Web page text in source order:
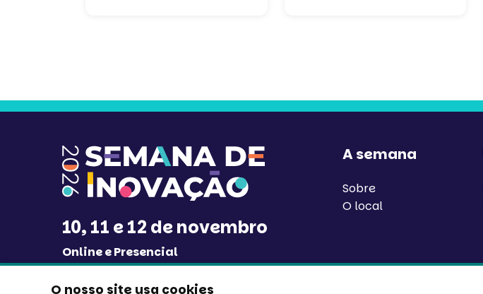
10, 11 e 12 de novembro
Online e Presencial
Evento sobre inovação na gestão pública
A semana
Sobre
O local
O nosso site usa cookies